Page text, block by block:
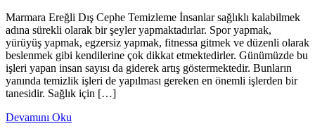
Marmara Ereğli Dış Cephe Temizleme İnsanlar sağlıklı kalabilmek
adına sürekli olarak bir şeyler yapmaktadırlar. Spor yapmak,
yürüyüş yapmak, egzersiz yapmak, fitnessa gitmek ve düzenli olarak
beslenmek gibi kendilerine çok dikkat etmektedirler. Günümüzde bu
işleri yapan insan sayısı da giderek artış göstermektedir. Bunların
yanında temizlik işleri de yapılması gereken en önemli işlerden bir
tanesidir. Sağlık için […]
Devamını Oku